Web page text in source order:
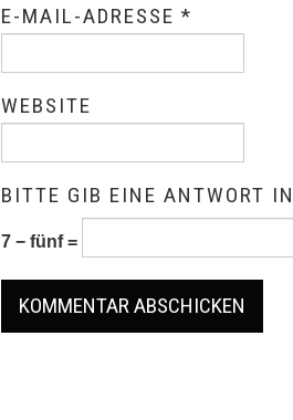
E-MAIL-ADRESSE *
WEBSITE
BITTE GIB EINE ANTWORT
7 − fünf =